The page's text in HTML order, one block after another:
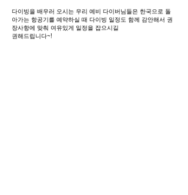
다이빙을 배우러 오시는 우리 예비 다이버님들은 한국으로 돌
아가는 항공기를 예약하실 때 다이빙 일정도 함께 감안해서 권
장사항에 맞춰 여유있게 일정을 잡으시길
권해드립니다~!